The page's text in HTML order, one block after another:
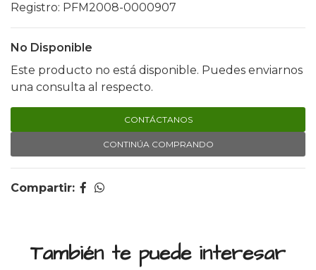
Registro: PFM2008-0000907
No Disponible
Este producto no está disponible. Puedes enviarnos
una consulta al respecto.
CONTÁCTANOS
CONTINÚA COMPRANDO
Compartir:
También te puede interesar